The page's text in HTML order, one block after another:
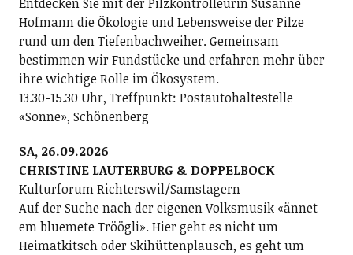
Hofmann die Ökologie und Lebensweise der Pilze
rund um den Tiefenbachweiher. Gemeinsam
bestimmen wir Fundstücke und erfahren mehr über
ihre wichtige Rolle im Ökosystem.
13.30-15.30 Uhr, Treffpunkt: Postautohaltestelle
«Sonne», Schönenberg
SA, 26.09.2026
CHRISTINE LAUTERBURG & DOPPELBOCK
Kulturforum Richterswil/Samstagern
Auf der Suche nach der eigenen Volksmusik «ännet
em bluemete Tröögli». Hier geht es nicht um
Heimatkitsch oder Skihüttenplausch, es geht um